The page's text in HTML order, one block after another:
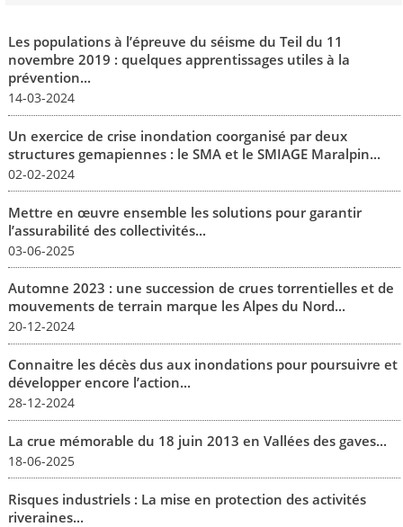
Les populations à l’épreuve du séisme du Teil du 11
novembre 2019 : quelques apprentissages utiles à la
prévention...
14-03-2024
Un exercice de crise inondation coorganisé par deux
structures gemapiennes : le SMA et le SMIAGE Maralpin...
02-02-2024
Mettre en œuvre ensemble les solutions pour garantir
l’assurabilité des collectivités...
03-06-2025
Automne 2023 : une succession de crues torrentielles et de
mouvements de terrain marque les Alpes du Nord...
20-12-2024
Connaitre les décès dus aux inondations pour poursuivre et
développer encore l’action...
28-12-2024
La crue mémorable du 18 juin 2013 en Vallées des gaves...
18-06-2025
Risques industriels : La mise en protection des activités
riveraines...